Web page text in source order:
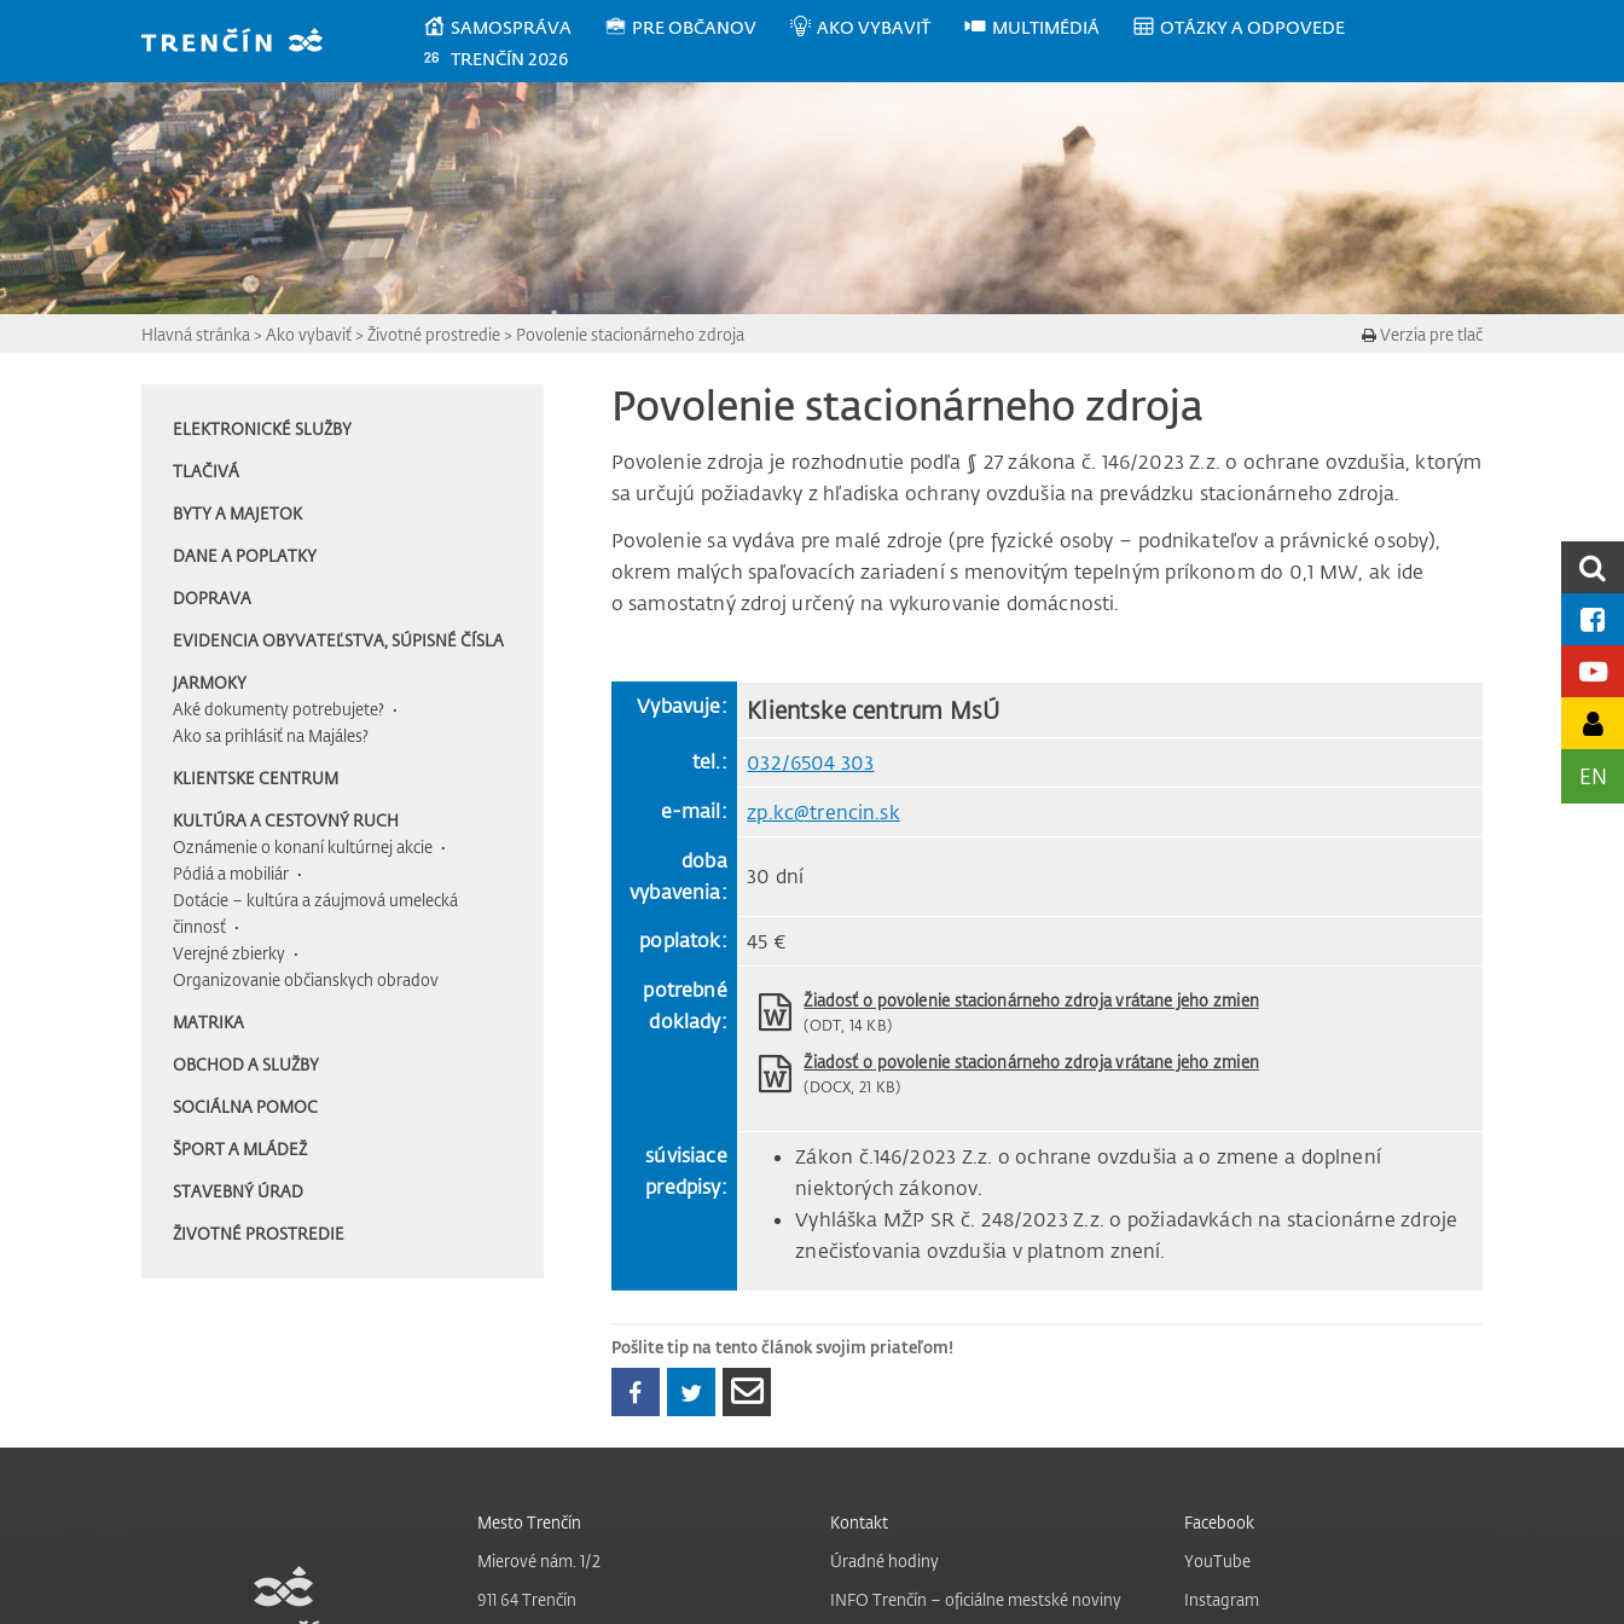
SAMOSPRÁVA PRE OBČANOV AKO VYBAVIŤ MULTIMÉDIÁ
OTÁZKY A ODPOVEDE
TRENČÍN 2026
EN
Hlavná stránka > Ako vybaviť> Životné prostredie> Povolenie stacionárneho zdroja Verzia pre tlač
ELEKTRONICKÉ SLUŽBY
TLAČIVÁ
BYTY A MAJETOK
DANE A POPLATKY
DOPRAVA
EVIDENCIA OBYVATEĽSTVA, SÚPISNÉ ČÍSLA
JARMOKY
Aké dokumenty potrebujete?
Ako sa prihlásiť na Majáles?
KLIENTSKE CENTRUM
KULTÚRA A CESTOVNÝ RUCH
Oznámenie o konaní kultúrnej akcie
Pódiá a mobiliár
Dotácie – kultúra a záujmová umelecká
činnosť
Verejné zbierky
Organizovanie občianskych obradov
MATRIKA
OBCHOD A SLUŽBY
SOCIÁLNA POMOC
ŠPORT A MLÁDEŽ
STAVEBNÝ ÚRAD
ŽIVOTNÉ PROSTREDIE
Povolenie stacionárneho zdroja
Povolenie zdroja je rozhodnutie podľa § 27 zákona č. 146/2023 Z.z. o ochrane ovzdušia, ktorým
sa určujú požiadavky z hľadiska ochrany ovzdušia na prevádzku stacionárneho zdroja.
Povolenie sa vydáva pre malé zdroje (pre fyzické osoby – podnikateľov a právnické osoby),
okrem malých spaľovacích zariadení s menovitým tepelným príkonom do 0,1 MW, ak ide
o samostatný zdroj určený na vykurovanie domácnosti.
Vybavuje: Klientske centrum MsÚ
tel.:
032/6504 303
e-mail:
zp.kc@trencin.sk
doba
vybavenia:
30 dní
poplatok:
45 €
potrebné
doklady:
Žiadosť o povolenie stacionárneho zdroja vrátane jeho zmien
(ODT, 14 KB)
Žiadosť o povolenie stacionárneho zdroja vrátane jeho zmien
(DOCX, 21 KB)
súvisiace
predpisy:
Zákon č.146/2023 Z.z. o ochrane ovzdušia a o zmene a doplnení
niektorých zákonov.
Vyhláška MŽP SR č. 248/2023 Z.z. o požiadavkách na stacionárne zdroje
znečisťovania ovzdušia v platnom znení.
Pošlite tip na tento článok svojim priateľom!
Mesto Trenčín
Mierové nám. 1/2
911 64 Trenčín
Kontakt
Úradné hodiny
INFO Trenčín – oficiálne mestské noviny
Facebook
YouTube
Instagram